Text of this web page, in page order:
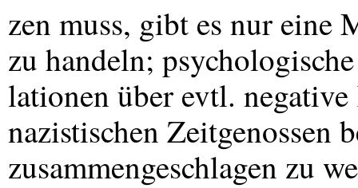
zen muss, gibt es nur
zu handeln;
lationen über evtl.
nazistischen Zeitgenossen
zusammengeschlagen zu